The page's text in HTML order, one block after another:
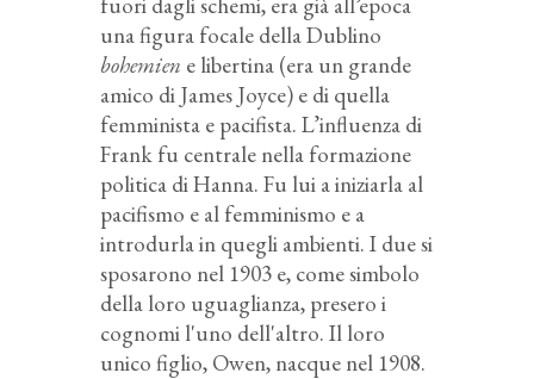
una figura focale della Dublino
bohemien e libertina (era un grande
amico di James Joyce) e di quella
femminista e pacifista. L’influenza di
Frank fu centrale nella formazione
politica di Hanna. Fu lui a iniziarla al
pacifismo e al femminismo e a
introdurla in quegli ambienti. I due si
sposarono nel 1903 e, come simbolo
della loro uguaglianza, presero i
cognomi l'uno dell'altro. Il loro
unico figlio, Owen, nacque nel 1908.